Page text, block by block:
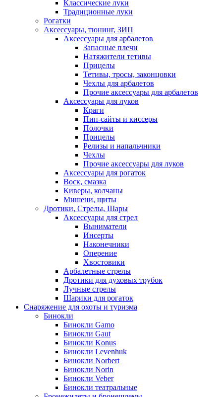
Классические луки
Традиционные луки
Рогатки
Аксессуары, тюнинг, ЗИП
Аксессуары для арбалетов
Запасные плечи
Натяжители тетивы
Прицелы
Тетивы, тросы, законцовки
Чехлы для арбалетов
Прочие аксессуары для арбалетов
Аксессуары для луков
Краги
Пип-сайты и киссеры
Полочки
Прицелы
Релизы и напальчники
Чехлы
Прочие аксессуары для луков
Аксессуары для рогаток
Воск, смазка
Киверы, колчаны
Мишени, щиты
Дротики, Стрелы, Шары
Аксессуары для стрел
Выниматели
Инсерты
Наконечники
Оперение
Хвостовики
Арбалетные стрелы
Дротики для духовых трубок
Лучные стрелы
Шарики для рогаток
Снаряжение для охоты и туризма
Бинокли
Бинокли Gamo
Бинокли Gaut
Бинокли Konus
Бинокли Levenhuk
Бинокли Norbert
Бинокли Norin
Бинокли Veber
Бинокли театральные